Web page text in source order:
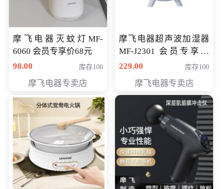
摩飞电器灭蚊灯MF-
6060 会员专享价68元
98.00
库存100
摩飞电器专卖店
摩飞电器超声波加湿器
MF-J2301 会员专享价
168元
229.00 库存100
摩飞电器专卖店